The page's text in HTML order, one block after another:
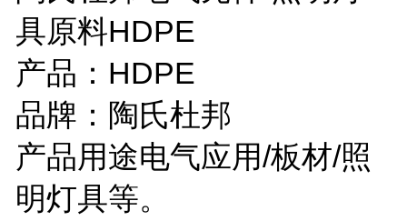
具原料HDPE
产品：HDPE
品牌：陶氏杜邦
产品用途电气应用/板材/照
明灯具等。